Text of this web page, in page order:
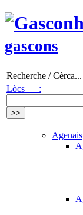
gascons
Recherche / Cèrca...
Lòcs :
Agenais